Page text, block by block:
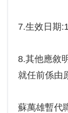
7.生效日期
8.其他應敘
就任前係由
蘇萬雄暫代